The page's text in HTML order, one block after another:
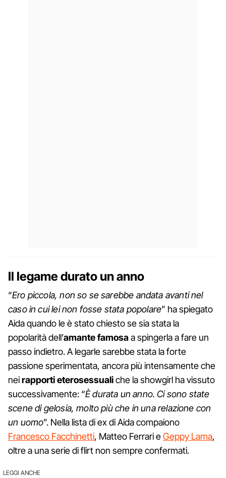
Il legame durato un anno
“Ero piccola, non so se sarebbe andata avanti nel
caso in cui lei non fosse stata popolare” ha spiegato
Aida quando le è stato chiesto se sia stata la
popolarità dell’amante famosaa spingerla a fare un
passo indietro. A legarle sarebbe stata la forte
passione sperimentata, ancora più intensamente che
neirapporti eterosessualiche la showgirl ha vissuto
successivamente: “È durata un anno. Ci sono state
scene di gelosia, molto più che in una relazione con
un uomo”. Nella lista di ex di Aida compaiono
Francesco Facchinetti, Matteo Ferrari eGeppy Lama,
oltre a una serie di flirt non sempre confermati.
LEGGI ANCHE